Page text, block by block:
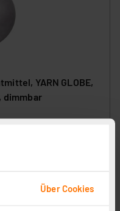
Über Cookies
YARN GLOBE,
dimmbar
zu Versandkosten